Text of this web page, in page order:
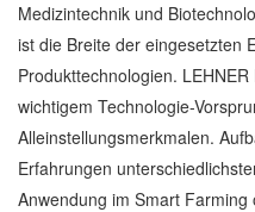
Medizintechnik und
ist die Breite der eingesetzten
Produkttechnologien.
wichtigem Technologie-
Alleinstellungsmerkmalen.
Erfahrungen
Anwendung im Smart